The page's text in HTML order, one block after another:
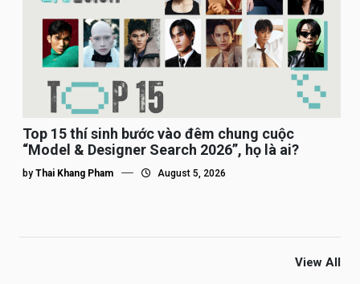
Top 15 thí sinh bước vào đêm chung cuộc
“Model & Designer Search 2026”, họ là ai?
by Thai Khang Pham August 5, 2026
View All